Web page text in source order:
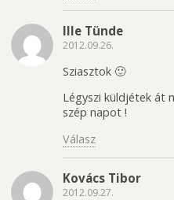
Ille Tünde
2012.09.26.
Sziasztok 🙂
Légyszi küldjétek át
szép napot !
Válasz
Kovács Tibor
2012.09.27.